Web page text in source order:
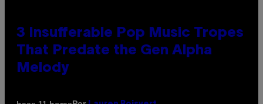
3 Insufferable Pop Music Tropes
That Predate the Gen Alpha
Melody